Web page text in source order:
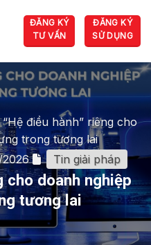
ĐĂNG KÝ
TƯ VẤN
ĐĂNG KÝ
SỬ DỤNG
“Hệ điều hành” riêng cho
trong tương lai
Tin giải pháp
cho doanh nghiệp
tương lai